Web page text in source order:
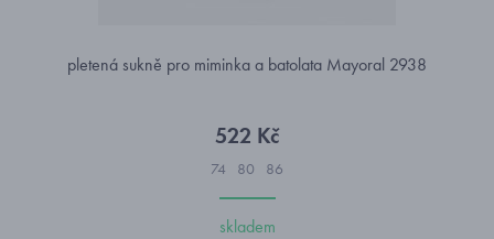
pletená sukně pro miminka a batolata Mayoral 2938
522 Kč
74 80 86
skladem